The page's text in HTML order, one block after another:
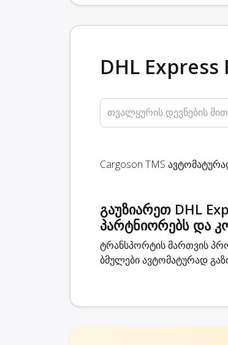
DHL
თვალყურის დევნების
Cargoson TMS
გაუზიარეთ DHL
პარტნიორებს და
ტრანსპორტის მართვის
ბმულები ავტომატურად